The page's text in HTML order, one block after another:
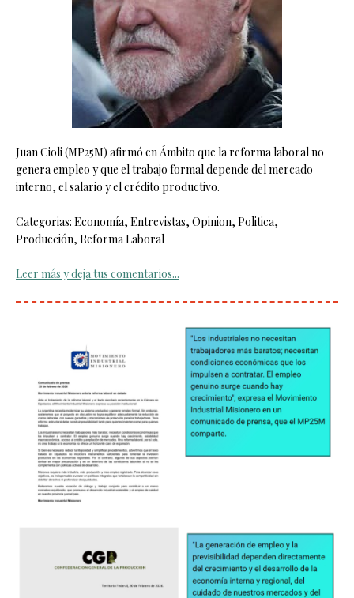
Juan Cioli (MP25M) afirmó en Ámbito que la reforma laboral no
genera empleo y que el trabajo formal depende del mercado
interno, el salario y el crédito productivo.
Categorias: Economía, Entrevistas, Opinion, Politica,
Producción, Reforma Laboral
Leer más y deja tus comentarios...